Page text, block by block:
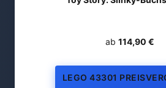
ab 114,90 €
LEGO 43301